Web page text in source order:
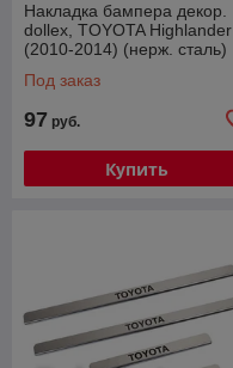
Накладка бампера декор.
dollex, TOYOTA Highlander
(2010-2014) (нерж. сталь)
Под заказ
97 руб.
Купить